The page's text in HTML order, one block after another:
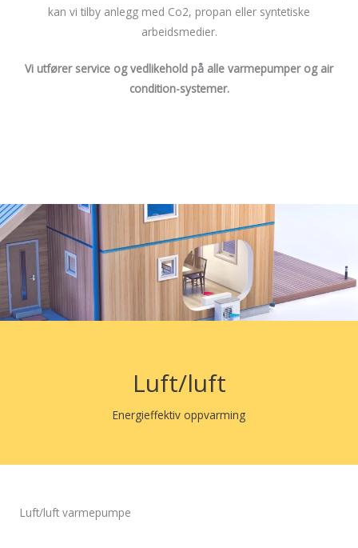
kan vi tilby anlegg med Co2, propan eller syntetiske
arbeidsmedier.
Vi utfører service og vedlikehold på alle varmepumper og air
condition-systemer.
Luft/luft
Energieffektiv oppvarming
Luft/luft varmepumpe